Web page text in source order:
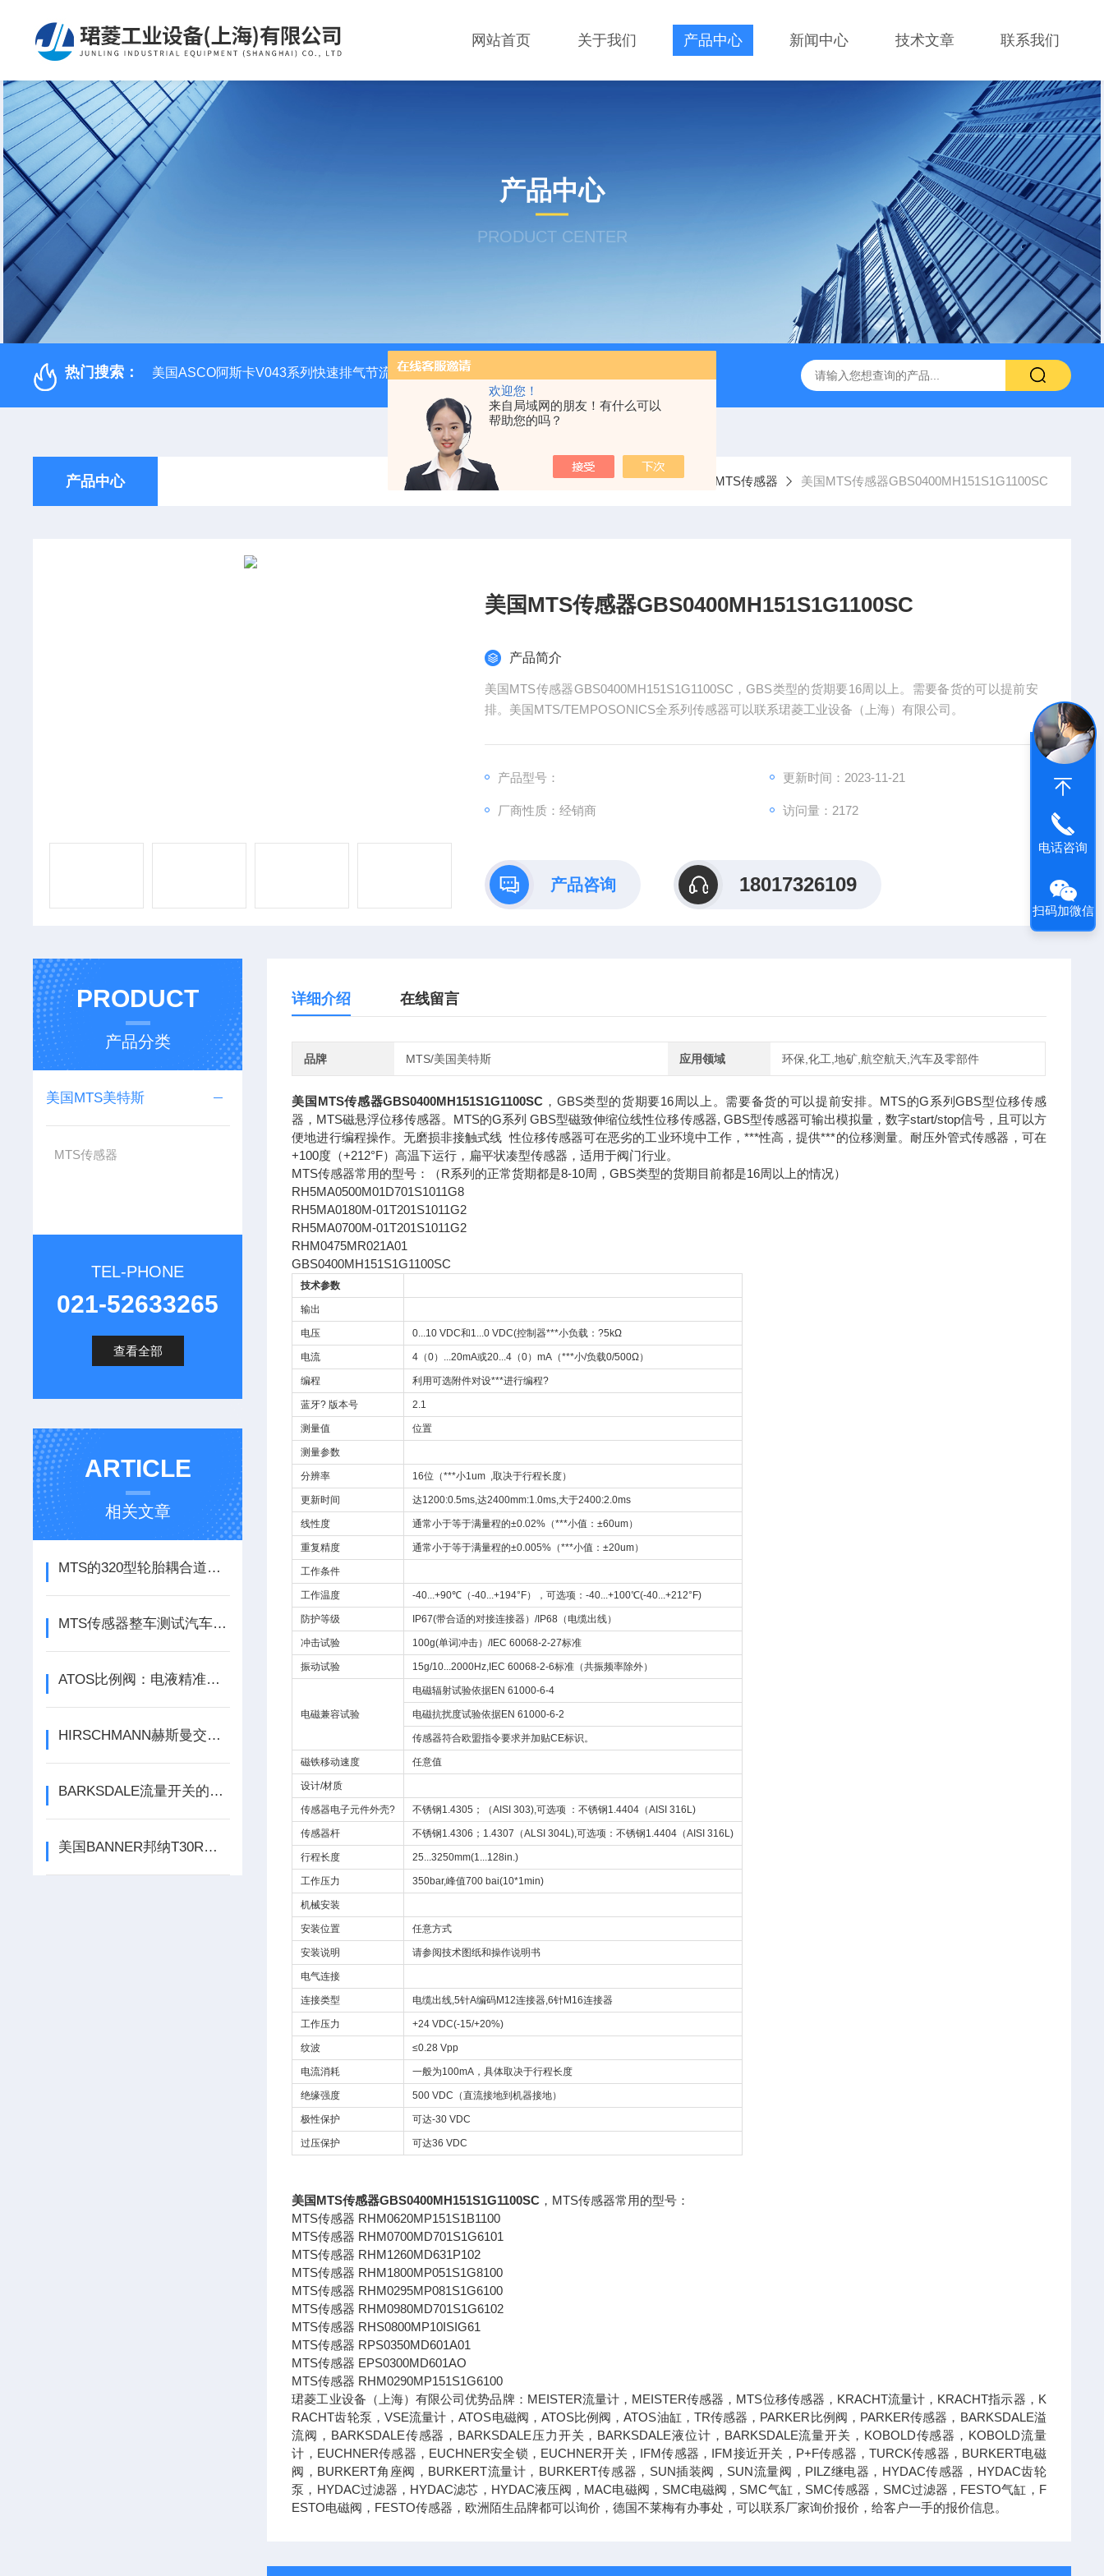
欢迎您！
来自局域网的朋友！有什么可以
帮助您的吗？
网站首页 关于我们 产品中心 新闻中心 技术文章 联系我们
产品中心
PRODUCT CENTER
热门搜索： 美国ASCO阿斯卡V043系列快速排气节流阀 RVM/U-2/1 G 1/2MEISTER流量传感器 HEIDENHAIN海德汉角度编码器全系列介绍 0631-053BARKSDALE
产品中心 当前位置： 首页 产品中心 美国MTS美特斯 MTS传感器 美国MTS传感器GBS0400MH151S1G1100SC
美国MTS传感器GBS0400MH151S1G1100SC
产品简介
美国MTS传感器GBS0400MH151S1G1100SC，GBS类型的货期要16周以上。需要备货的可以提前安
排。美国MTS/TEMPOSONICS全系列传感器可以联系珺菱工业设备（上海）有限公司。
产品型号： 更新时间：2023-11-21
厂商性质：经销商 访问量：2172
产品咨询 18017326109
PRODUCT
产品分类
美国MTS美特斯
MTS传感器
TEL-PHONE
021-52633265
查看全部
ARTICLE
相关文章
MTS的320型轮胎耦合道路模拟器参数
MTS传感器整车测试汽车技术中心：步入快车道
ATOS比例阀：电液精准调控，解锁工业自动化核心动能
HIRSCHMANN赫斯曼交换机和百通赫思曼
BARKSDALE流量开关的安装方法，快来了解一下吧
美国BANNER邦纳T30R传感器可防止碰撞方案
详细介绍 在线留言
品牌 MTS/美国美特斯 应用领域 环保,化工,地矿,航空航天,汽车及零部件
美国MTS传感器GBS0400MH151S1G1100SC ，GBS类型的货期要16周以上。需要备货的可以提前安排。MTS的G系列GBS型位移传感
器，MTS磁悬浮位移传感器。MTS的G系列 GBS型磁致伸缩位线性位移传感器, GBS型传感器可输出模拟量，数字start/stop信号，且可以方
便地进行编程操作。无磨损非接触式线 性位移传感器可在恶劣的工业环境中工作，***性高，提供***的位移测量。耐压外管式传感器，可在
+100度（+212°F）高温下运行，扁平状凑型传感器，适用于阀门行业。
MTS传感器常用的型号：（R系列的正常货期都是8-10周，GBS类型的货期目前都是16周以上的情况）
RH5MA0500M01D701S1011G8
RH5MA0180M-01T201S1011G2
RH5MA0700M-01T201S1011G2
RHM0475MR021A01
GBS0400MH151S1G1100SC
技术参数
输出
电压 0...10 VDC和1...0 VDC(控制器***小负载：?5kΩ
电流 4（0）...20mA或20...4（0）mA（***小/负载0/500Ω）
编程 利用可选附件对设***进行编程?
蓝牙? 版本号 2.1
测量值 位置
测量参数
分辨率 16位（***小1um ,取决于行程长度）
更新时间 达1200:0.5ms,达2400mm:1.0ms,大于2400:2.0ms
线性度 通常小于等于满量程的±0.02%（***小值：±60um）
重复精度 通常小于等于满量程的±0.005%（***小值：±20um）
工作条件
工作温度 -40...+90℃（-40...+194°F），可选项：-40...+100℃(-40...+212°F)
防护等级 IP67(带合适的对接连接器）/IP68（电缆出线）
冲击试验 100g(单词冲击）/IEC 60068-2-27标准
振动试验 15g/10...2000Hz,IEC 60068-2-6标准（共振频率除外）
电磁兼容试验
电磁辐射试验依据EN 61000-6-4
电磁抗扰度试验依据EN 61000-6-2
传感器符合欧盟指令要求并加贴CE标识。
磁铁移动速度 任意值
设计/材质
传感器电子元件外壳? 不锈钢1.4305；（AISI 303),可选项 ：不锈钢1.4404（AISI 316L)
传感器杆 不锈钢1.4306；1.4307（ALSI 304L),可选项：不锈钢1.4404（AISI 316L)
行程长度 25...3250mm(1...128in.)
工作压力 350bar,峰值700 bai(10*1min)
机械安装
安装位置 任意方式
安装说明 请参阅技术图纸和操作说明书
电气连接
连接类型 电缆出线,5针A编码M12连接器,6针M16连接器
工作压力 +24 VDC(-15/+20%)
纹波 ≤0.28 Vpp
电流消耗 一般为100mA，具体取决于行程长度
绝缘强度 500 VDC（直流接地到机器接地）
极性保护 可达-30 VDC
过压保护 可达36 VDC
美国MTS传感器GBS0400MH151S1G1100SC ， MTS传感器常用的型号：
MTS传感器 RHM0620MP151S1B1100
MTS传感器 RHM0700MD701S1G6101
MTS传感器 RHM1260MD631P102
MTS传感器 RHM1800MP051S1G8100
MTS传感器 RHM0295MP081S1G6100
MTS传感器 RHM0980MD701S1G6102
MTS传感器 RHS0800MP10ISIG61
MTS传感器 RPS0350MD601A01
MTS传感器 EPS0300MD601AO
MTS传感器 RHM0290MP151S1G6100
珺菱工业设备（上海）有限公司优势品牌：MEISTER流量计，MEISTER传感器，MTS位移传感器，KRACHT流量计，KRACHT指示器，K
RACHT齿轮泵，VSE流量计，ATOS电磁阀，ATOS比例阀，ATOS油缸，TR传感器，PARKER比例阀，PARKER传感器，BARKSDALE溢
流阀，BARKSDALE传感器，BARKSDALE压力开关，BARKSDALE液位计，BARKSDALE流量开关，KOBOLD传感器，KOBOLD流量
计，EUCHNER传感器，EUCHNER安全锁，EUCHNER开关，IFM传感器，IFM接近开关，P+F传感器，TURCK传感器，BURKERT电磁
阀，BURKERT角座阀，BURKERT流量计，BURKERT传感器，SUN插装阀，SUN流量阀，PILZ继电器，HYDAC传感器，HYDAC齿轮
泵，HYDAC过滤器，HYDAC滤芯，HYDAC液压阀，MAC电磁阀，SMC电磁阀，SMC气缸，SMC传感器，SMC过滤器，FESTO气缸，F
ESTO电磁阀，FESTO传感器，欧洲陌生品牌都可以询价，德国不莱梅有办事处，可以联系厂家询价报价，给客户一手的报价信息。
电话咨询
扫码加微信